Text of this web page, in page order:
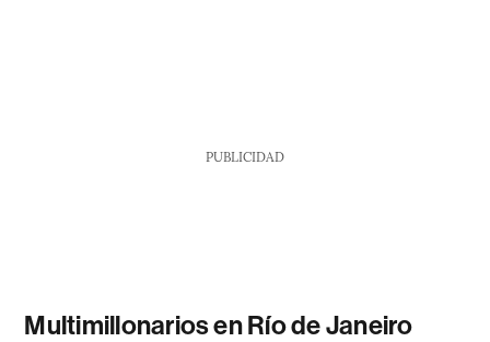
PUBLICIDAD
Multimillonarios en Río de Janeiro